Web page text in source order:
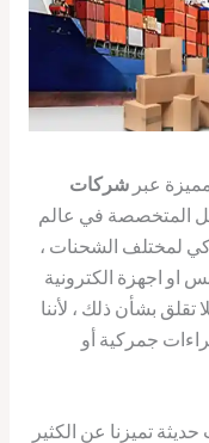
عبر شركات
المتخصصة في عالم
لمختلف الشحنات ،
او اجهزة الكترونية
تقلق بشأن ذلك ، لأننا
جمركية أو
تميزنا عن الكثير